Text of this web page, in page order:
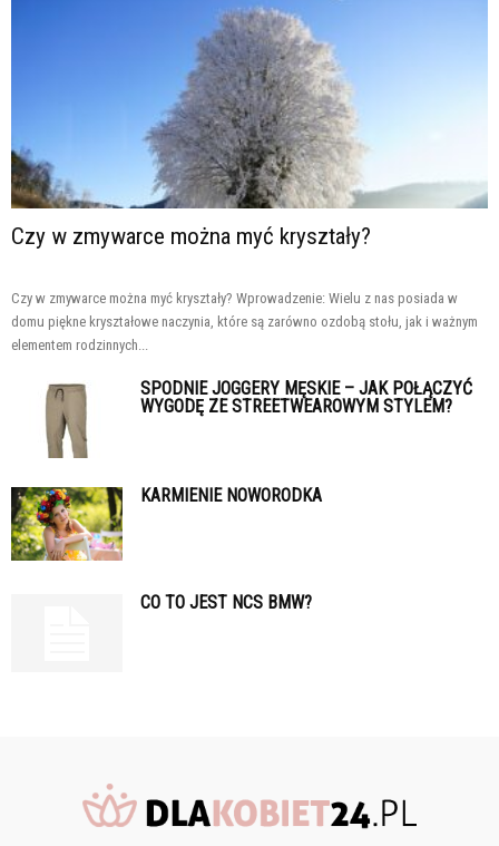
Czy w zmywarce można myć kryształy?
Czy w zmywarce można myć kryształy? Wprowadzenie: Wielu z nas posiada w
domu piękne kryształowe naczynia, które są zarówno ozdobą stołu, jak i ważnym
elementem rodzinnych...
SPODNIE JOGGERY MĘSKIE – JAK POŁĄCZYĆ
WYGODĘ ZE STREETWEAROWYM STYLEM?
KARMIENIE NOWORODKA
CO TO JEST NCS BMW?